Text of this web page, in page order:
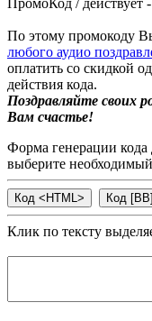
По этому промокоду
любого аудио
оплатить со скидкой
действия кода.
Поздравляйте своих
Вам счастье!
Форма генерации кода
выберите
Клик по тексту